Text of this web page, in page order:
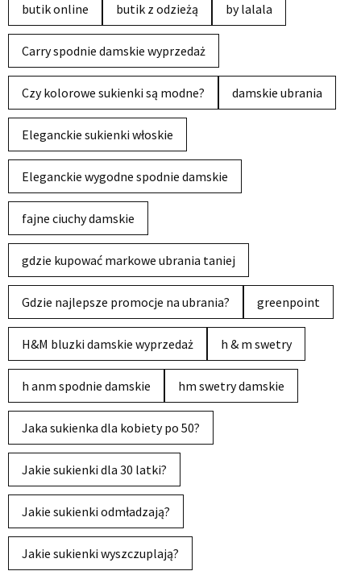
butik online butik z odzieżą by lalala
Carry spodnie damskie wyprzedaż
Czy kolorowe sukienki są modne? damskie ubrania
Eleganckie sukienki włoskie
Eleganckie wygodne spodnie damskie
fajne ciuchy damskie
gdzie kupować markowe ubrania taniej
Gdzie najlepsze promocje na ubrania? greenpoint
H&M bluzki damskie wyprzedaż h & m swetry
h anm spodnie damskie hm swetry damskie
Jaka sukienka dla kobiety po 50?
Jakie sukienki dla 30 latki?
Jakie sukienki odmładzają?
Jakie sukienki wyszczuplają?